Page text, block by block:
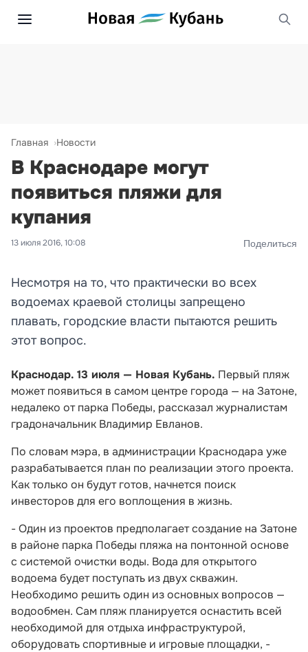
Главная Новости
В Краснодаре могут
появиться пляжи для
купания
13 июля 2016, 10:08 Поделиться
Несмотря на то, что практически во всех
водоемах краевой столицы запрещено
плавать, городские власти пытаются решить
этот вопрос.
Краснодар. 13 июля — Новая Кубань. Первый пляж
может появиться в самом центре города — на Затоне,
недалеко от парка Победы, рассказал журналистам
градоначальник Владимир Евланов.
По словам мэра, в администрации Краснодара уже
разрабатывается план по реализации этого проекта.
Как только он будут готов, начнется поиск
инвесторов для его воплощения в жизнь.
- Один из проектов предполагает создание на Затоне
в районе парка Победы пляжа на понтонной основе
с системой очистки воды. Вода для открытого
водоема будет поступать из двух скважин.
Необходимо решить один из основных вопросов —
водообмен. Сам пляж планируется оснастить всей
необходимой для отдыха инфраструктурой,
оборудовать спортивные и игровые площадки, -